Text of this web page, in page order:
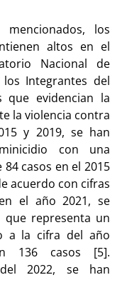
los
altos en el
Nacional de
Integrantes del
que evidencian la
la violencia contra
y 2019, se han
con una
casos en el 2015
acuerdo con cifras
el año 2021, se
que representa un
a la cifra del año
136 casos [5].
2022, se han